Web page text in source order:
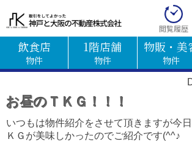
閲覧履歴
飲食店
物件
1階店舗
物件
物販・美
物件
お昼のＴＫＧ！！！
いつもは物件紹介をさせて頂きますが今
ＫＧが美味しかったのでご紹介です(^^♪